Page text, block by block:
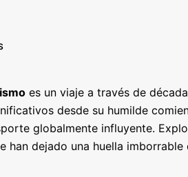
es un viaje a través de
desde su humilde
globalmente influyente.
han dejado una huella